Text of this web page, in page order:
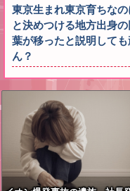
東京生まれ東京育ちな
と決めつける地方出身
葉が移ったと説明して
ん？